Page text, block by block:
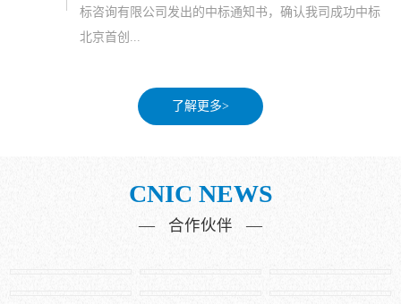
标咨询有限公司发出的中标通知书，确认我司成功中标
北京首创...
了解更多>
CNIC NEWS
— 合作伙伴 —